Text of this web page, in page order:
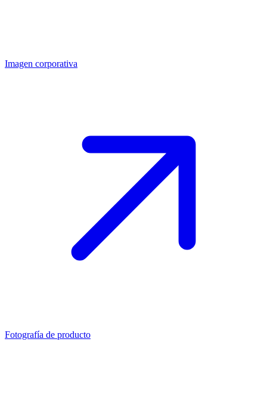
Imagen corporativa
Fotografía de producto